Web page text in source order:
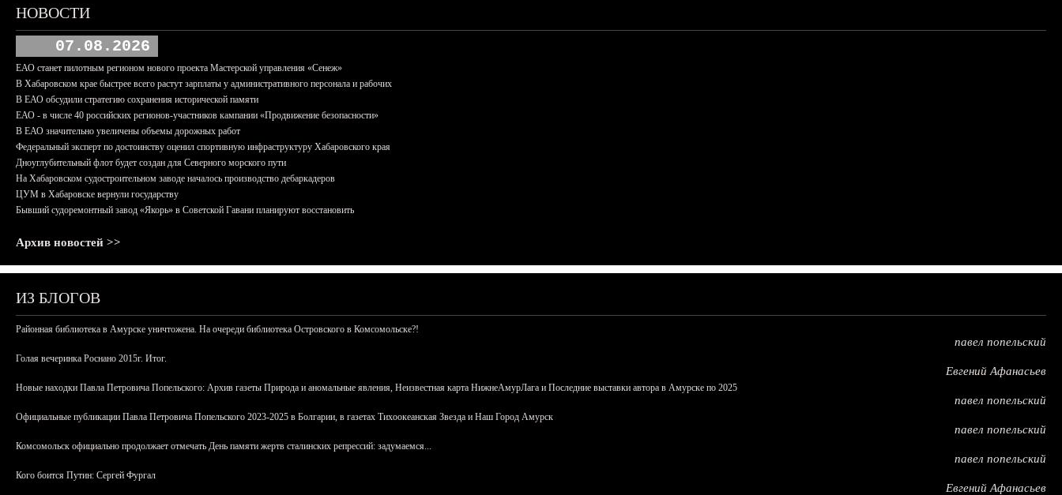
НОВОСТИ
07.08.2026
ЕАО станет пилотным регионом нового проекта Мастерской управления «Сенеж»
В Хабаровском крае быстрее всего растут зарплаты у административного персонала и рабочих
В ЕАО обсудили стратегию сохранения исторической памяти
ЕАО - в числе 40 российских регионов-участников кампании «Продвижение безопасности»
В ЕАО значительно увеличены объемы дорожных работ
Федеральный эксперт по достоинству оценил спортивную инфраструктуру Хабаровского края
Дноуглубительный флот будет создан для Северного морского пути
На Хабаровском судостроительном заводе началось производство дебаркадеров
ЦУМ в Хабаровске вернули государству
Бывший судоремонтный завод «Якорь» в Советской Гавани планируют восстановить
Архив новостей >>
ИЗ БЛОГОВ
Районная библиотека в Амурске уничтожена. На очереди библиотека Островского в Комсомольске?!
павел попельский
Голая вечеринка Роснано 2015г. Итог.
Евгений Афанасьев
Новые находки Павла Петровича Попельского: Архив газеты Природа и аномальные явления, Неизвестная карта НижнеАмурЛага и Последние выставки автора в Амурске по 2025
павел попельский
Официальные публикации Павла Петровича Попельского 2023-2025 в Болгарии, в газетах Тихоокеанская Звезда и Наш Город Амурск
павел попельский
Комсомольск официально продолжает отмечать День памяти жертв сталинских репрессий: задумаемся...
павел попельский
Кого боится Путин: Сергей Фургал
Евгений Афанасьев